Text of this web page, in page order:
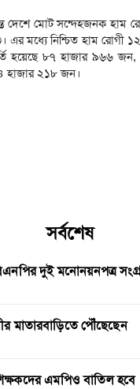
দেশে মোট সন্দেহজনক হাম
এর মধ্যে নিশ্চিত হাম রোগী
হয়েছে ৮৭ হাজার ৯৬৬ জন,
হাজার ২১৮ জন।
সর্বশেষ
বিএনপির দুই মনোনয়নপত্র
মাতারবাড়িতে পৌঁছেছেন
এমপিও বাতিল হবে :